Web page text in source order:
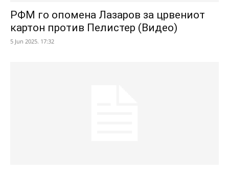
РФМ го опомена Лазаров за црвениот
картон против Пелистер (Видео)
5 Jun 2025. 17:32